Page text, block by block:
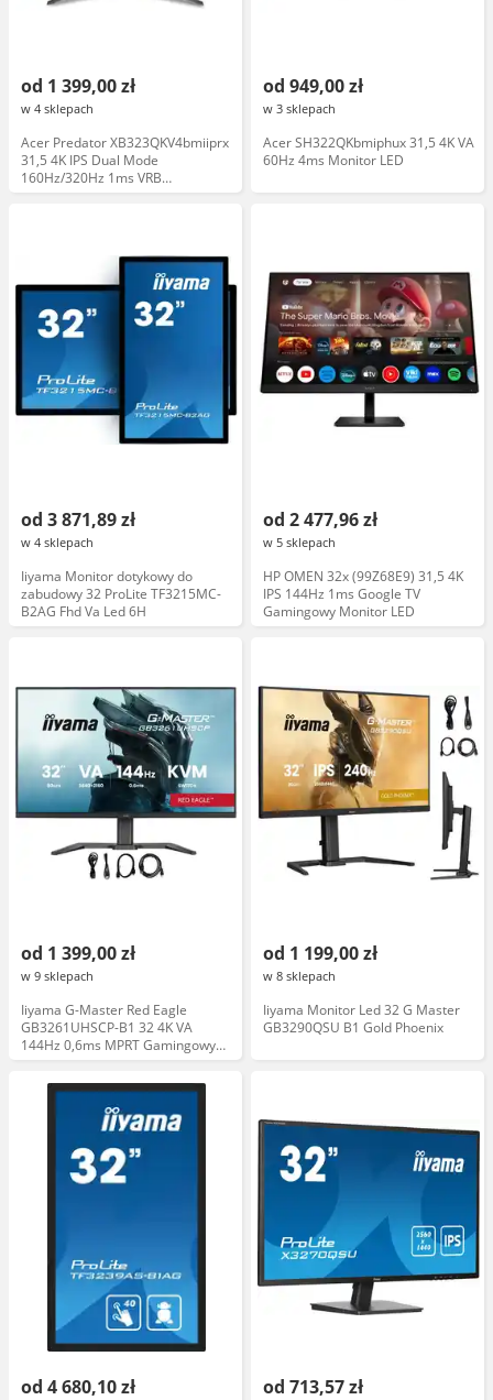
od 1 399,00 zł
w 4 sklepach
Acer Predator XB323QKV4bmiiprx
31,5 4K IPS Dual Mode
160Hz/320Hz 1ms VRB
Gamingowy Monitor LED
od 949,00 zł
w 3 sklepach
Acer SH322QKbmiphux 31,5 4K VA
60Hz 4ms Monitor LED
od 3 871,89 zł
w 4 sklepach
Iiyama Monitor dotykowy do
zabudowy 32 ProLite TF3215MC-
B2AG Fhd Va Led 6H
od 2 477,96 zł
w 5 sklepach
HP OMEN 32x (99Z68E9) 31,5 4K
IPS 144Hz 1ms Google TV
Gamingowy Monitor LED
od 1 399,00 zł
w 9 sklepach
Iiyama G-Master Red Eagle
GB3261UHSCP-B1 32 4K VA
144Hz 0,6ms MPRT Gamingowy
Monitor LED
od 1 199,00 zł
w 8 sklepach
Iiyama Monitor Led 32 G Master
GB3290QSU B1 Gold Phoenix
od 4 680,10 zł od 713,57 zł